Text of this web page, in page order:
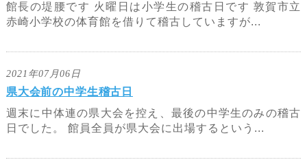
お問い合わせ
館長の堤腰です 火曜日は小学生の稽古日です 敦賀市立
赤崎小学校の体育館を借りて稽古していますが...
2021年07月06日
県大会前の中学生稽古日
週末に中体連の県大会を控え、最後の中学生のみの稽古
日でした。 館員全員が県大会に出場するという...